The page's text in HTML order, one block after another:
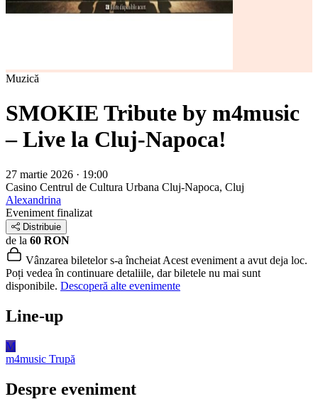
Muzică
SMOKIE Tribute by m4music
– Live la Cluj-Napoca!
27 martie 2026 · 19:00
Casino Centrul de Cultura Urbana Cluj-Napoca, Cluj
Alexandrina
Eveniment finalizat
Distribuie
de la 60 RON
Vânzarea biletelor s-a încheiat Acest eveniment a avut deja loc.
Poți vedea în continuare detaliile, dar biletele nu mai sunt
disponibile. Descoperă alte evenimente
Line-up
M
m4music Trupă
Despre eveniment